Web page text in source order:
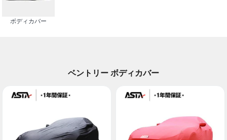
ボディカバー
ベントリー ボディカバー